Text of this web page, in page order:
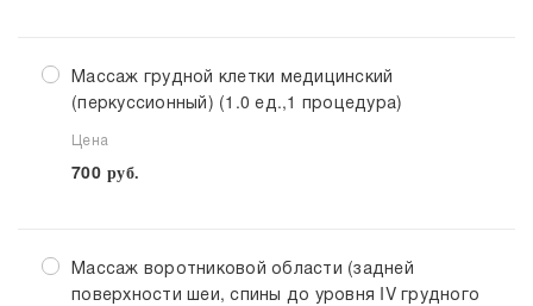
Массаж грудной клетки медицинский
(перкуссионный) (1.0 ед.,1 процедура)
Цена
700 руб.
Массаж воротниковой области (задней
поверхности шеи, спины до уровня IV грудного